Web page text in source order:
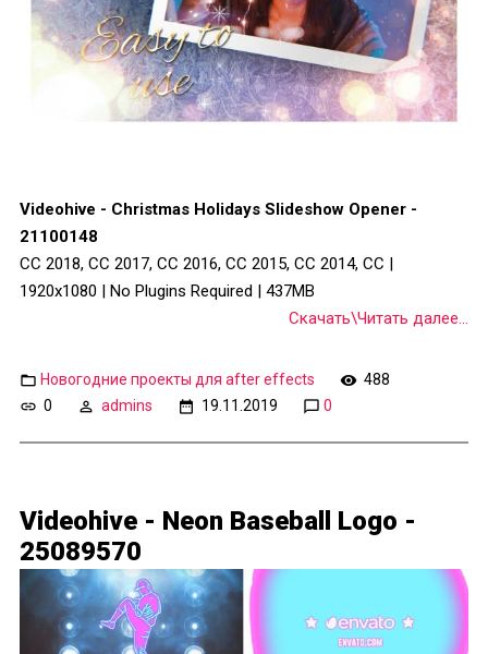
Videohive - Christmas Holidays Slideshow Opener -
21100148
CC 2018, CC 2017, CC 2016, CC 2015, CC 2014, CC |
1920x1080 | No Plugins Required | 437MB
Скачать\Читать далее...
Новогодние проекты для after effects
488
0
admins 19.11.2019 0
Videohive - Neon Baseball Logo -
25089570